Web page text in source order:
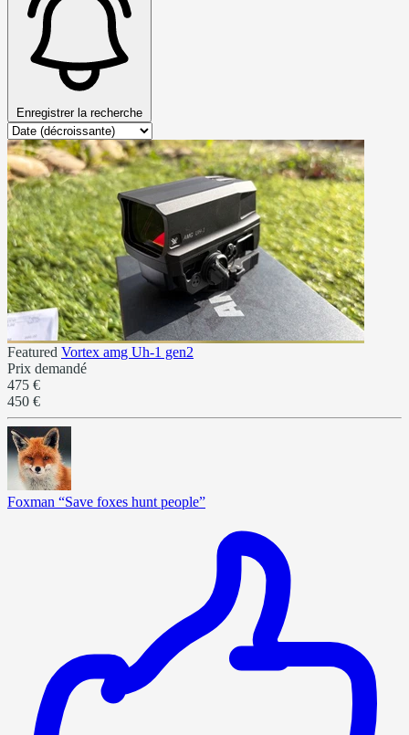
Enregistrer la recherche
Featured Vortex amg Uh-1 gen2
Prix demandé
475 €
450 €
Foxman “Save foxes hunt people”